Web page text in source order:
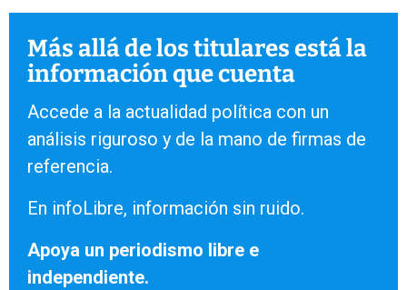
Más allá de los titulares está la
información que cuenta
Accede a la actualidad política con un
análisis riguroso y de la mano de firmas de
referencia.
En infoLibre, información sin ruido.
Apoya un periodismo libre e
independiente.